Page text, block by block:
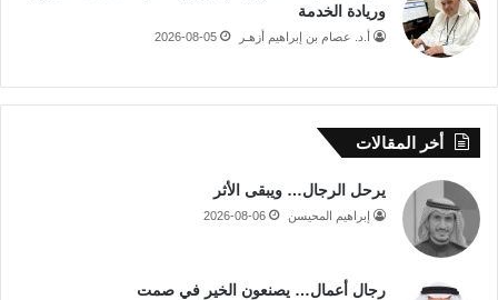
وريادة الخدمة
أ.د. عصام بن إبراهيم أزهـر 2026-08-05
أخر المقالات
يرحل الرجال… ويبقى الأثر
إبراهيم المحيسن 2026-08-06
رجال أعمال… يصنعون الخير في صمت